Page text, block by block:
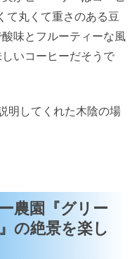
て丸くて重さのある豆
味とフルーティーな風
いコーヒーだそうで
明してくれた木陰の場
農園『グリー
の絶景を楽し